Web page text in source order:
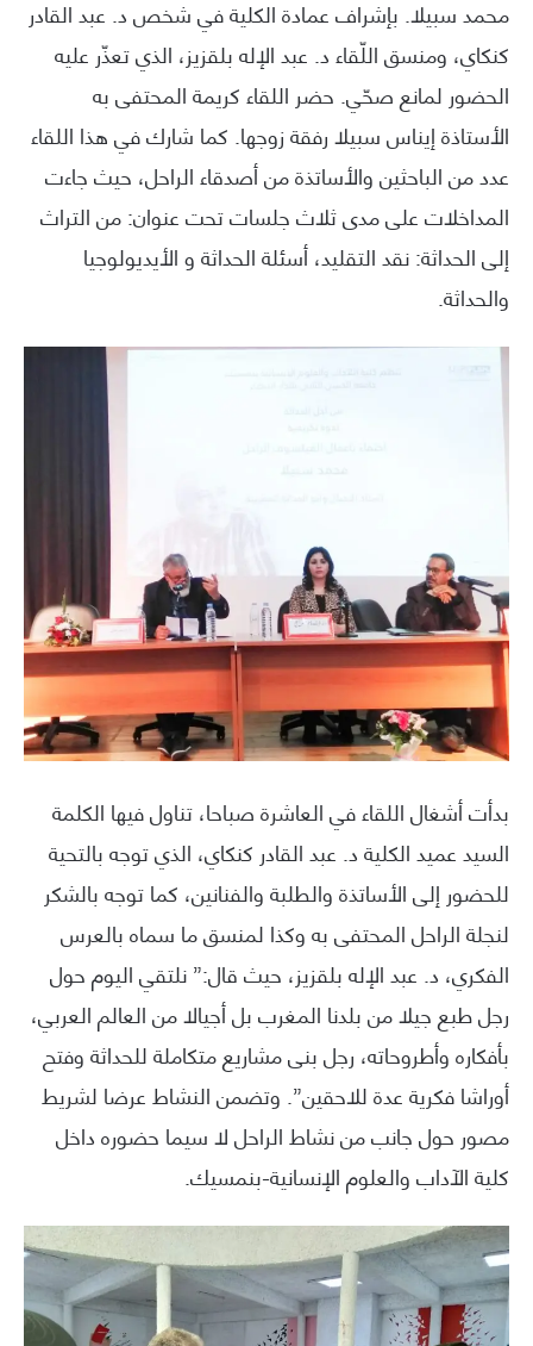
محمد سبيلا. بإشراف عمادة الكلية في شخص د. عبد القادر
كنكاي، ومنسق اللّقاء د. عبد الإله بلقزيز، الذي تعذّر عليه
الحضور لمانع صحّي. حضر اللقاء كريمة المحتفى به
الأستاذة إيناس سبيلا رفقة زوجها. كما شارك في هذا اللقاء
عدد من الباحثين والأساتذة من أصدقاء الراحل، حيث جاءت
المداخلات على مدى ثلاث جلسات تحت عنوان: من التراث
إلى الحداثة: نقد التقليد، أسئلة الحداثة و الأيديولوجيا
والحداثة.
بدأت أشغال اللقاء في العاشرة صباحا، تناول فيها الكلمة
السيد عميد الكلية د. عبد القادر كنكاي، الذي توجه بالتحية
للحضور إلى الأساتذة والطلبة والفنانين، كما توجه بالشكر
لنجلة الراحل المحتفى به وكذا لمنسق ما سماه بالعرس
الفكري، د. عبد الإله بلقزيز، حيث قال:” نلتقي اليوم حول
رجل طبع جيلا من بلدنا المغرب بل أجيالا من العالم العربي،
بأفكاره وأطروحاته، رجل بنى مشاريع متكاملة للحداثة وفتح
أوراشا فكرية عدة للاحقين”. وتضمن النشاط عرضا لشريط
مصور حول جانب من نشاط الراحل لا سيما حضوره داخل
كلية الآداب والعلوم الإنسانية-بنمسيك.